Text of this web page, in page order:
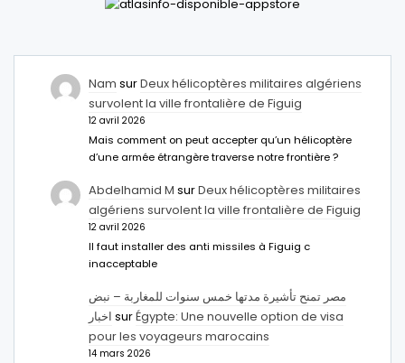
Nam surDeux hélicoptères militaires algériens
survolent la ville frontalière de Figuig
12 avril 2026
Mais comment on peut accepter qu’un hélicoptère
d’une armée étrangère traverse notre frontière ?
Abdelhamid M surDeux hélicoptères militaires
algériens survolent la ville frontalière de Figuig
12 avril 2026
Il faut installer des anti missiles à Figuig c
inacceptable
مصر تمنح تأشيرة مدتها خمس سنوات للمغاربة – نبض
اخبار surÉgypte: Une nouvelle option de visa
pour les voyageurs marocains
14 mars 2026